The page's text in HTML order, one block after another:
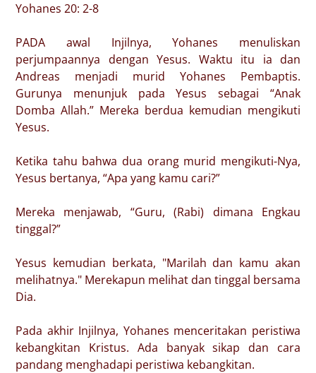
Yohanes 20: 2-8
PADA awal Injilnya, Yohanes menuliskan
perjumpaannya dengan Yesus. Waktu itu ia dan
Andreas menjadi murid Yohanes Pembaptis.
Gurunya menunjuk pada Yesus sebagai “Anak
Domba Allah.” Mereka berdua kemudian mengikuti
Yesus.
Ketika tahu bahwa dua orang murid mengikuti-Nya,
Yesus bertanya, “Apa yang kamu cari?”
Mereka menjawab, “Guru, (Rabi) dimana Engkau
tinggal?”
Yesus kemudian berkata, "Marilah dan kamu akan
melihatnya." Merekapun melihat dan tinggal bersama
Dia.
Pada akhir Injilnya, Yohanes menceritakan peristiwa
kebangkitan Kristus. Ada banyak sikap dan cara
pandang menghadapi peristiwa kebangkitan.